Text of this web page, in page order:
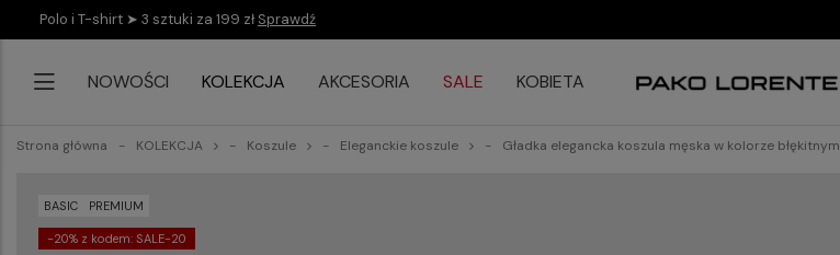
Polo i T-shirt ➤ 3 sztuki za 199 zł Sprawdź
NOWOŚCI KOLEKCJA AKCESORIA SALE KOBIETA
Strona główna KOLEKCJA Koszule Eleganckie koszule Gładka elegancka koszula męska w kolorze błękitnym
BASIC PREMIUM
-20% z kodem: SALE-20